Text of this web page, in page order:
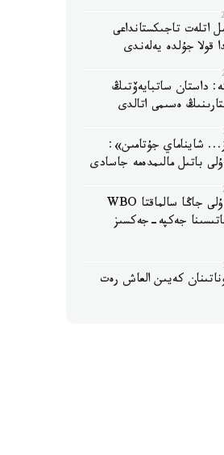
اتلەت تاجىكستانداعى
قولا جۇلدە يەلەندى
داستان ساتبايەۆتىڭ
ەسىمى اتالدى
شايناماي جۇتامىن»:
باتىل مالىمدەمە جاسادى
جانىبەك ءالىمحان ۇلى جاڭا سالماقتا WBO
2-ساتىسىنا جەكپە-جەكسىز
كەيىن العاش رەت